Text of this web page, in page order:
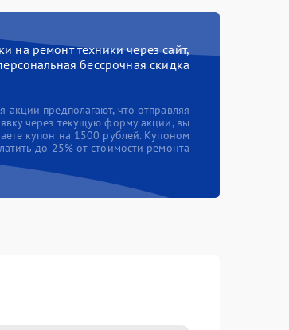
на ремонт техники через сайт,
бессрочная скидка
акции предполагают, что отправляя
через текущую форму акции, вы
купон на 1500 рублей. Купоном
до 25% от стоимости ремонта